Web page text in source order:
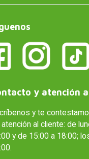
y atención
y te
al cliente: de
y de 15:00 a 18:00;